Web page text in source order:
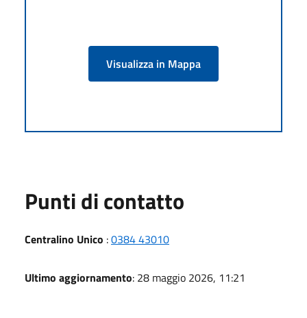
Visualizza in Mappa
Punti di contatto
Centralino Unico :0384 43010
Ultimo aggiornamento: 28 maggio 2026, 11:21